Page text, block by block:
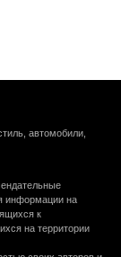
автомобили,
информации на
к
на территории